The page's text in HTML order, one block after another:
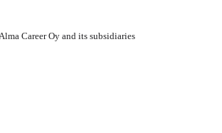
Career Oy and its subsidiaries